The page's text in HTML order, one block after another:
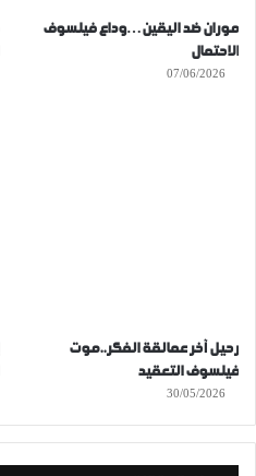
موران ضد اليقين…وداع فيلسوف
الاحتمال
07/06/2026
رحيل آخر عمالقة الفكر..موت
فيلسوف التعقيد
30/05/2026